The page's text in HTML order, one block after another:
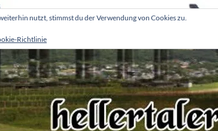
nutzt, stimmst du der Verwendung von Cookies zu.
Richtlinie